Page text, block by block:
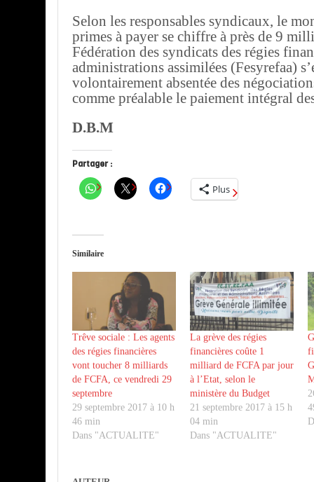
Selon les responsables syndicaux, le
primes à payer se chiffre à près de 9
Fédération des syndicats des régies
administrations assimilées (Fesyrefaa)
volontairement absentée des
comme préalable le paiement intégral
D.B.M
Partager :
Plus
Similaire
Trêve sociale : Les agents
des régies financières
vont toucher 8 milliards
de FCFA, ce vendredi 29
septembre
29 septembre 2017 à 10 h
46 min
Dans "ACTUALITE"
La grève des régies
financières coûte 1
milliard de FCFA par jour
à l’Etat, selon le
ministère du Budget
21 septembre 2017 à 15 h
04 min
Dans "ACTUALITE"